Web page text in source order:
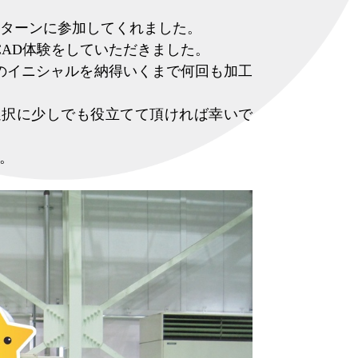
ーンに参加してくれました。
体験をしていただきました。
ニシャルを納得いくまで何回も加工
に少しでも役立てて頂ければ幸いで